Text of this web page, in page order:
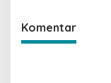
Komentar